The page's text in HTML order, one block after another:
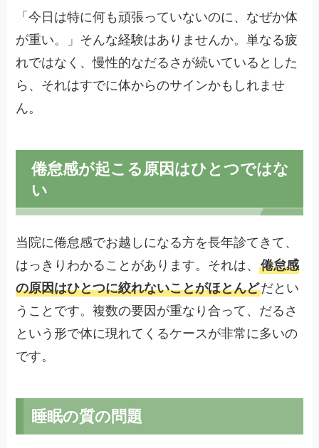
「今日は特に何も頑張っていないのに、なぜか体
が重い。」そんな経験はありませんか。単なる疲
れではなく、慢性的なだるさが続いているとした
ら、それはすでに体からのサインかもしれませ
ん。
倦怠感が起こる原因はひとつではな
い
当院に倦怠感でお越しになる方を長年診てきて、
はっきりわかることがあります。それは、倦怠感
の原因はひとつに絞れないことがほとんどだとい
うことです。複数の要因が重なり合って、だるさ
という形で体に現れてくるケースが非常に多いの
です。
睡眠の質の問題